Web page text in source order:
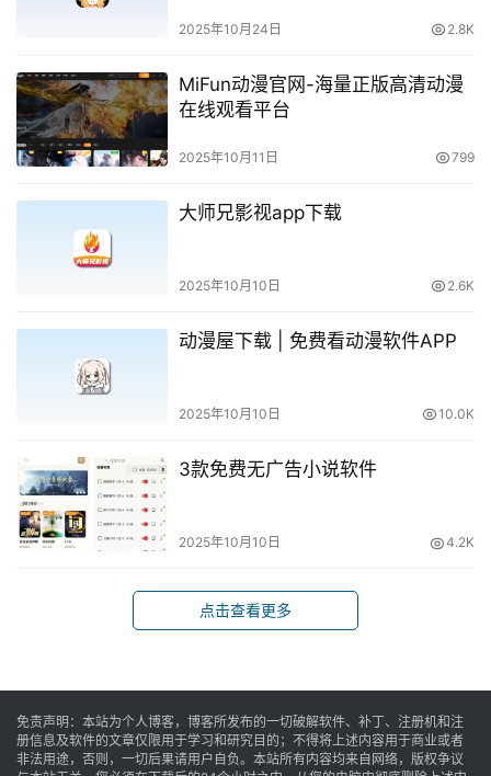
2025年10月24日 2.8K
MiFun动漫官网-海量正版高清动漫
在线观看平台
2025年10月11日 799
大师兄影视app下载
2025年10月10日 2.6K
动漫屋下载 | 免费看动漫软件APP
2025年10月10日 10.0K
3款免费无广告小说软件
2025年10月10日 4.2K
点击查看更多
免责声明：本站为个人博客，博客所发布的一切破解软件、补丁、注册机和注
册信息及软件的文章仅限用于学习和研究目的；不得将上述内容用于商业或者
非法用途，否则，一切后果请用户自负。本站所有内容均来自网络，版权争议